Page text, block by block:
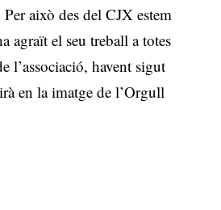
això des del CJX estem
agraït el seu treball a totes
l’associació, havent sigut
en la imatge de l’Orgull